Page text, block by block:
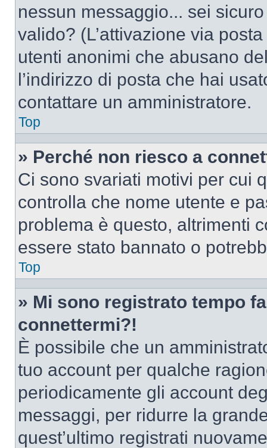
nessun messaggio... sei
valido? (L’attivazione via
utenti anonimi che abusano
l’indirizzo di posta che hai
contattare un amministratore.
Top
» Perché non riesco a
Ci sono svariati motivi per cui
controlla che nome utente e
problema è questo, altrimenti
essere stato bannato o
Top
» Mi sono registrato tempo
connettermi?!
È possibile che un
tuo account per qualche
periodicamente gli account
messaggi, per ridurre la
quest’ultimo registrati